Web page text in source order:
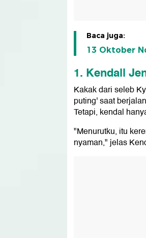
Baca juga:
13 Oktober
1. Kendall
Kakak dari seleb
puting' saat
Tetapi, kendal
"Menurutku, itu
nyaman," jelas